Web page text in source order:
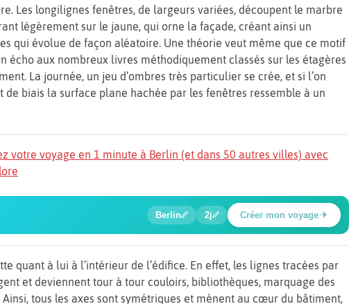
Les longilignes fenêtres, de largeurs variées, découpent le marbre
légèrement sur le jaune, qui orne la façade, créant ainsi un
qui évolue de façon aléatoire. Une théorie veut même que ce motif
écho aux nombreux livres méthodiquement classés sur les étagères
La journée, un jeu d’ombres très particulier se crée, et si l’on
de biais la surface plane hachée par les fenêtres ressemble à un
votre voyage en 1 minute à Berlin (et dans 50 autres villes) avec
🔍
🔍
🔍
🍲
🔍
🔍
Berlin 2j Créer mon voyage
quant à lui à l’intérieur de l’édifice. En effet, les lignes tracées par
et deviennent tour à tour couloirs, bibliothèques, marquage des
tous les axes sont symétriques et mènent au cœur du bâtiment,